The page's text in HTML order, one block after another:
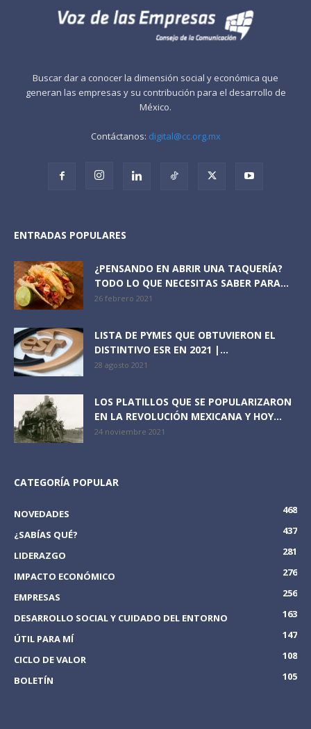
Buscar dar a conocer la dimensión social y económica que
generan las empresas y su contribución para el desarrollo de
México.
Contáctanos: digital@cc.org.mx
ENTRADAS POPULARES
¿PENSANDO EN ABRIR UNA TAQUERÍA?
TODO LO QUE NECESITAS SABER PARA...
26 febrero 2021
LISTA DE PYMES QUE OBTUVIERON EL
DISTINTIVO ESR EN 2021 |...
28 agosto 2021
LOS PLATILLOS QUE SE POPULARIZARON
EN LA REVOLUCIÓN MEXICANA Y HOY...
24 noviembre 2021
CATEGORÍA POPULAR
NOVEDADES
468
¿SABÍAS QUÉ?
437
LIDERAZGO
281
IMPACTO ECONÓMICO
276
EMPRESAS
256
DESARROLLO SOCIAL Y CUIDADO DEL ENTORNO
163
ÚTIL PARA MÍ
147
CICLO DE VALOR
108
BOLETÍN
105